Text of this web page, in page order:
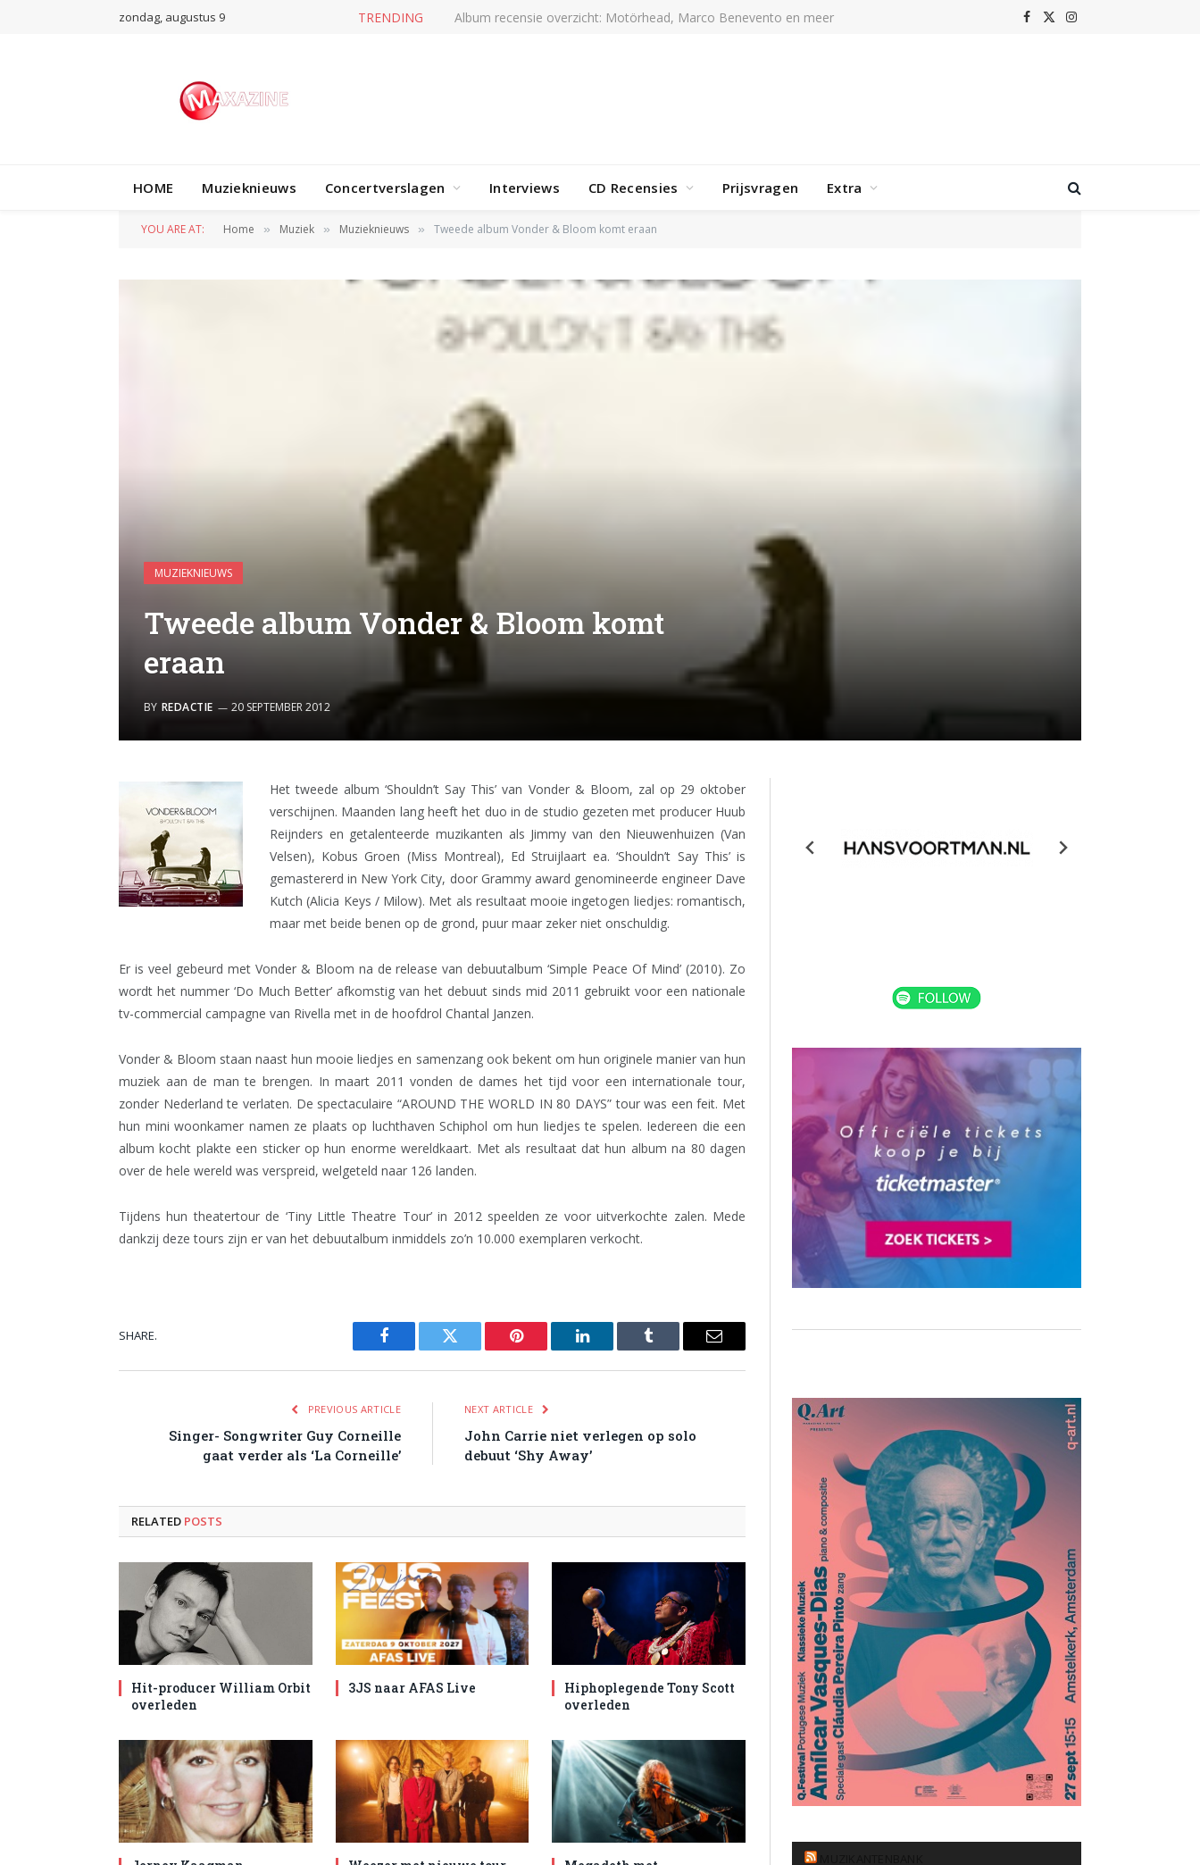
zondag, augustus 9 TRENDING Album recensie overzicht: Doro, Marc Amacher en meer Facebook
X
Instagram
HOME Muzieknieuws Concertverslagen Interviews CD Recensies Prijsvragen Extra
YOU ARE AT: Home » Muziek » Muzieknieuws » Tweede album Vonder & Bloom komt eraan
MUZIEKNIEUWS
Tweede album Vonder & Bloom komt
eraan
BY REDACTIE 20 SEPTEMBER 2012
Het tweede album ‘Shouldn’t Say This’ van Vonder & Bloom, zal op 29 oktober
verschijnen. Maanden lang heeft het duo in de studio gezeten met producer Huub
Reijnders en getalenteerde muzikanten als Jimmy van den Nieuwenhuizen (Van
Velsen), Kobus Groen (Miss Montreal), Ed Struijlaart ea. ‘Shouldn’t Say This’ is
gemastererd in New York City, door Grammy award genomineerde engineer Dave
Kutch (Alicia Keys / Milow). Met als resultaat mooie ingetogen liedjes: romantisch,
maar met beide benen op de grond, puur maar zeker niet onschuldig.
Er is veel gebeurd met Vonder & Bloom na de release van debuutalbum ‘Simple Peace Of Mind’ (2010). Zo
wordt het nummer ‘Do Much Better’ afkomstig van het debuut sinds mid 2011 gebruikt voor een nationale
tv-commercial campagne van Rivella met in de hoofdrol Chantal Janzen.
Vonder & Bloom staan naast hun mooie liedjes en samenzang ook bekent om hun originele manier van hun
muziek aan de man te brengen. In maart 2011 vonden de dames het tijd voor een internationale tour,
zonder Nederland te verlaten. De spectaculaire “AROUND THE WORLD IN 80 DAYS” tour was een feit. Met
hun mini woonkamer namen ze plaats op luchthaven Schiphol om hun liedjes te spelen. Iedereen die een
album kocht plakte een sticker op hun enorme wereldkaart. Met als resultaat dat hun album na 80 dagen
over de hele wereld was verspreid, welgeteld naar 126 landen.
Tijdens hun theatertour de ‘Tiny Little Theatre Tour’ in 2012 speelden ze voor uitverkochte zalen. Mede
dankzij deze tours zijn er van het debuutalbum inmiddels zo’n 10.000 exemplaren verkocht.
SHARE.
Facebook Twitter Pinterest LinkedIn Tumblr Email
PREVIOUS ARTICLE
Singer- Songwriter Guy Corneille
gaat verder als ‘La Corneille’
NEXT ARTICLE
John Carrie niet verlegen op solo
debuut ‘Shy Away’
RELATED POSTS
Hit-producer William Orbit
overleden
3JS naar AFAS Live
Hiphoplegende Tony Scott
overleden